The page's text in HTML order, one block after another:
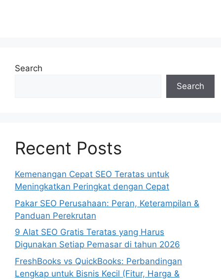
Search
Search
Recent Posts
Kemenangan Cepat SEO Teratas untuk
Meningkatkan Peringkat dengan Cepat
Pakar SEO Perusahaan: Peran, Keterampilan &
Panduan Perekrutan
9 Alat SEO Gratis Teratas yang Harus
Digunakan Setiap Pemasar di tahun 2026
FreshBooks vs QuickBooks: Perbandingan
Lengkap untuk Bisnis Kecil (Fitur, Harga &